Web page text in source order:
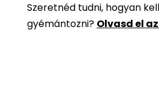
Szeretnéd tudni, hogyan
gyémántozni? Olvasd el